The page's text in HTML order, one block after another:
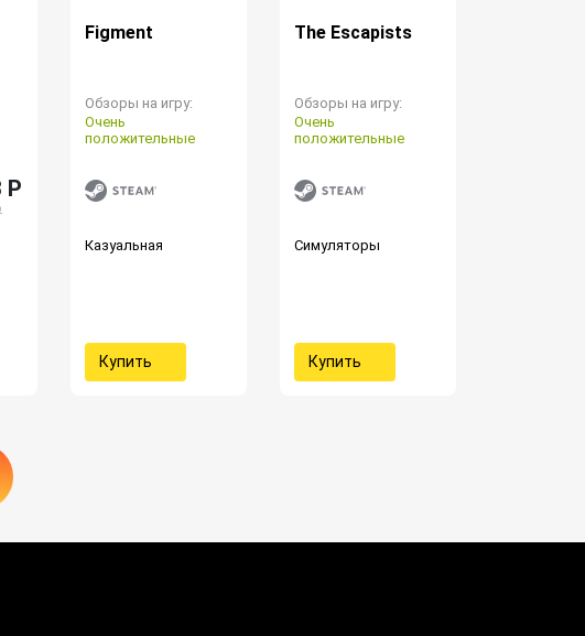
P
Figment
Обзоры на игру:
Очень
положительные
Казуальная
Купить
The Escapists
Обзоры на игру:
Очень
положительные
Симуляторы
Купить